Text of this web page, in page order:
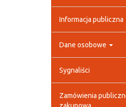
Informacja publiczna
Dane osobowe
Sygnaliści
Zamówienia